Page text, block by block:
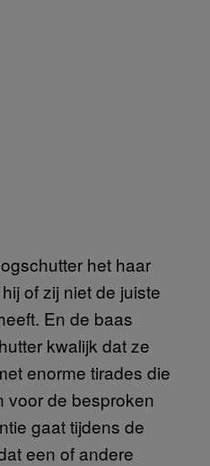
het haar
of zij niet de juiste
En de baas
kwalijk dat ze
enorme tirades die
voor de besproken
gaat tijdens de
een of andere